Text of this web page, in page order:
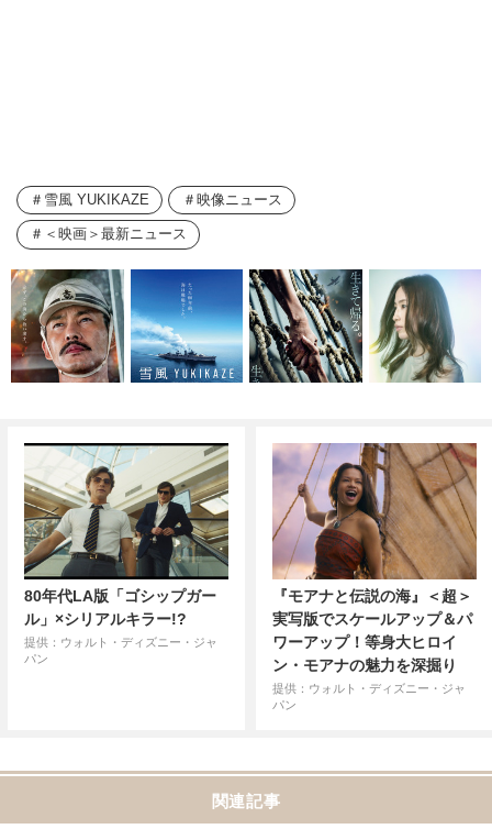
雪風 YUKIKAZE 映像ニュース
＜映画＞最新ニュース
80年代LA版「ゴシップガー
ル」×シリアルキラー!?
提供：ウォルト・ディズニー・ジャ
パン
『モアナと伝説の海』＜超＞
実写版でスケールアップ＆パ
ワーアップ！等身大ヒロイ
ン・モアナの魅力を深掘り
提供：ウォルト・ディズニー・ジャ
パン
関連記事